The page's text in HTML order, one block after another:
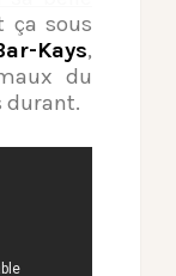
ça sous
Kays,
du
durant.